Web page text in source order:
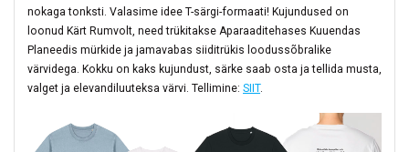
nokaga tonksti. Valasime idee T-särgi-formaati! Kujundused on
loonud Kärt Rumvolt, need trükitakse Aparaaditehases Kuuendas
Planeedis mürkide ja jamavabas siiditrükis loodussõbralike
värvidega. Kokku on kaks kujundust, särke saab osta ja tellida musta,
valget ja elevandiluuteksa värvi. Tellimine: SIIT.